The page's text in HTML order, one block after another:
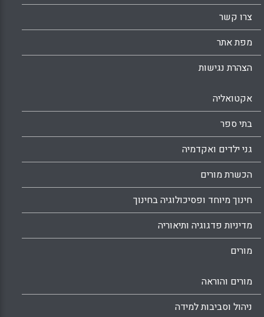
צרו קשר
מפת אתר
הצהרת נגישות
אקטואליה
בתי ספר
גני ילדים ואקדמיה
הכשרת מורים
חינוך מיוחד ופסיכולוגיה בחינוך
מדיניות פדגוגיה ותיאוריה
מורים
מורים והוראה
ניהול וסביבות למידה